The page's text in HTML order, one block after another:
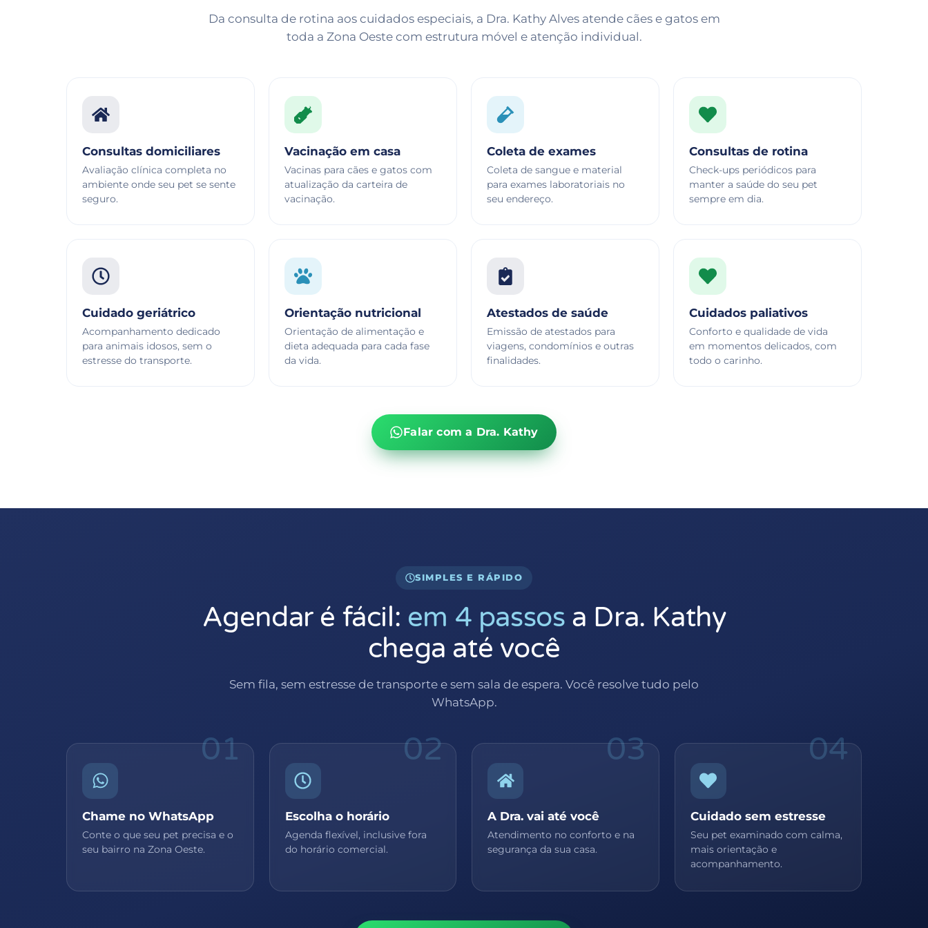
Da consulta de rotina aos cuidados especiais, a Dra. Kathy Alves atende cães e gatos em
toda a Zona Oeste com estrutura móvel e atenção individual.
Consultas domiciliares
Avaliação clínica completa no
ambiente onde seu pet se sente
seguro.
Vacinação em casa
Vacinas para cães e gatos com
atualização da carteira de
vacinação.
Coleta de exames
Coleta de sangue e material
para exames laboratoriais no
seu endereço.
Consultas de rotina
Check-ups periódicos para
manter a saúde do seu pet
sempre em dia.
Cuidado geriátrico
Acompanhamento dedicado
para animais idosos, sem o
estresse do transporte.
Orientação nutricional
Orientação de alimentação e
dieta adequada para cada fase
da vida.
Atestados de saúde
Emissão de atestados para
viagens, condomínios e outras
finalidades.
Cuidados paliativos
Conforto e qualidade de vida
em momentos delicados, com
todo o carinho.
Falar com a Dra. Kathy
SIMPLES E RÁPIDO
Agendar é fácil: em 4 passos a Dra. Kathy
chega até você
Sem fila, sem estresse de transporte e sem sala de espera. Você resolve tudo pelo
WhatsApp.
01
Chame no WhatsApp
Conte o que seu pet precisa e o
seu bairro na Zona Oeste.
02
Escolha o horário
Agenda flexível, inclusive fora
do horário comercial.
03
A Dra. vai até você
Atendimento no conforto e na
segurança da sua casa.
04
Cuidado sem estresse
Seu pet examinado com calma,
mais orientação e
acompanhamento.